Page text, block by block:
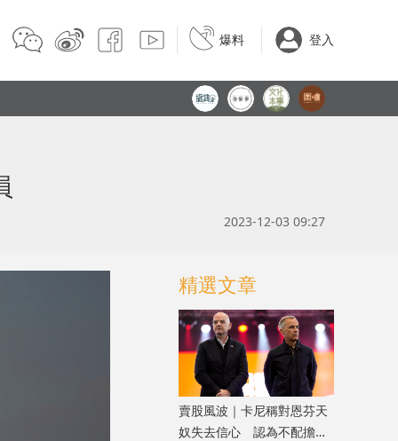
爆料 登入
2023-12-03 09:27
精選文章
賣股風波｜卡尼稱對恩芬天
奴失去信心 認為不配擔任